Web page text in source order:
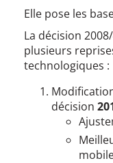
Elle pose les
La décision
plusieurs
technologiques :
décision